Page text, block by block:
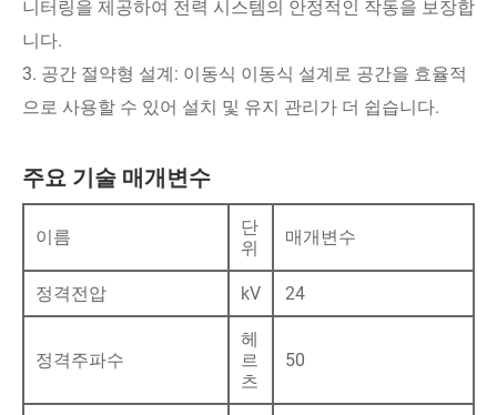
니터링을 제공하여 전력 시스템의 안정적인 작동을 보장합
니다.
3. 공간 절약형 설계: 이동식 이동식 설계로 공간을 효율적
으로 사용할 수 있어 설치 및 유지 관리가 더 쉽습니다.
주요 기술 매개변수
이름
단
위
매개변수
정격전압 kV 24
정격주파수
헤
르
츠
50